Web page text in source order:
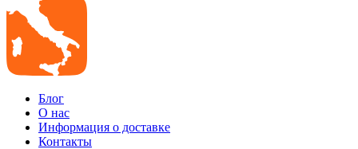
Блог
О нас
Информация о доставке
Контакты